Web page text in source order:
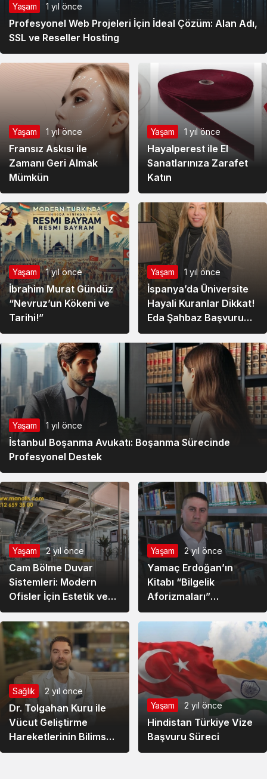
Yaşam 1 yıl önce
Profesyonel Web Projeleri İçin İdeal Çözüm: Alan Adı,
SSL ve Reseller Hosting
Yaşam 1 yıl önce
Fransız Askısı ile
Zamanı Geri Almak
Mümkün
Yaşam 1 yıl önce
Hayalperest ile El
Sanatlarınıza Zarafet
Katın
Yaşam 1 yıl önce
İbrahim Murat Gündüz
“Nevruz’un Kökeni ve
Tarihi!”
Yaşam 1 yıl önce
İspanya’da Üniversite
Hayali Kuranlar Dikkat!
Eda Şahbaz Başvuru
Koşullarını Açıkladı
Yaşam 1 yıl önce
İstanbul Boşanma Avukatı: Boşanma Sürecinde
Profesyonel Destek
Yaşam 2 yıl önce
Cam Bölme Duvar
Sistemleri: Modern
Ofisler İçin Estetik ve
Fonksiyonel Çözümler |
Man Ofis
Yaşam 2 yıl önce
Yamaç Erdoğan’ın
Kitabı “Bilgelik
Aforizmaları”
Okuyucuların İlgisini
Çekiyor
Sağlık 2 yıl önce
Dr. Tolgahan Kuru ile
Vücut Geliştirme
Hareketlerinin Bilimsel
Analizi
Yaşam 2 yıl önce
Hindistan Türkiye Vize
Başvuru Süreci